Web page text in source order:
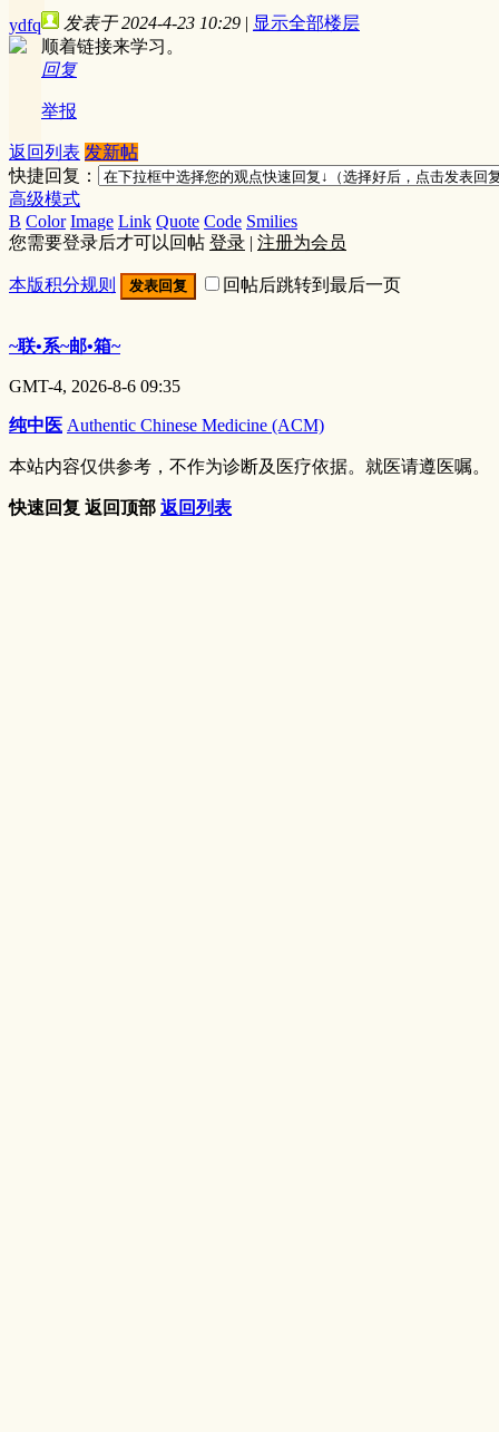
ydfq 发表于 2024-4-23 10:29 | 显示全部楼层
顺着链接来学习。
回复
举报
返回列表 发新帖
快捷回复：
高级模式
B Color Image Link Quote Code Smilies
您需要登录后才可以回帖 登录 | 注册为会员
本版积分规则 发表回复 回帖后跳转到最后一页
~联•系~邮•箱~
GMT-4, 2026-8-6 09:35
纯中医 Authentic Chinese Medicine (ACM)
本站内容仅供参考，不作为诊断及医疗依据。就医请遵医嘱。
快速回复 返回顶部 返回列表